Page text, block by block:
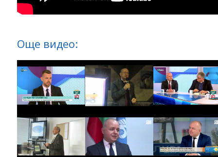
Още видео: